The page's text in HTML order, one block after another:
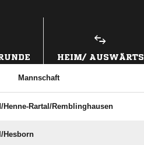
HEIM/ AUSWÄRTS
Mannschaft
​Henne-Rartal/​Remblinghausen
​Hesborn